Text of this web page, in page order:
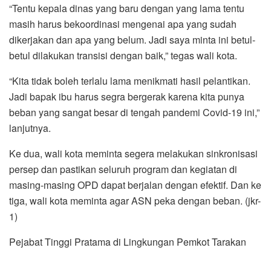
“Tentu kepala dinas yang baru dengan yang lama tentu
masih harus bekoordinasi mengenai apa yang sudah
dikerjakan dan apa yang belum. Jadi saya minta ini betul-
betul dilakukan transisi dengan baik,” tegas wali kota.
“Kita tidak boleh terlalu lama menikmati hasil pelantikan.
Jadi bapak ibu harus segra bergerak karena kita punya
beban yang sangat besar di tengah pandemi Covid-19 ini,”
lanjutnya.
Ke dua, wali kota meminta segera melakukan sinkronisasi
persep dan pastikan seluruh program dan kegiatan di
masing-masing OPD dapat berjalan dengan efektif. Dan ke
tiga, wali kota meminta agar ASN peka dengan beban. (jkr-
1)
Pejabat Tinggi Pratama di Lingkungan Pemkot Tarakan